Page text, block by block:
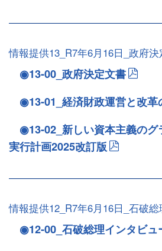
情報提供13_R7年6月16日_政府
◉13-00_政府決定文書
◉13-01_経済財政運営と改革
◉13-02_新しい資本主義のグ
実行計画2025改訂版
情報提供12_R7年6月16日_石破
◉12-00_石破総理インタビュ